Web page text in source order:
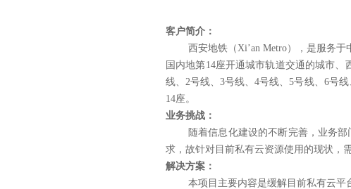
客户简介：
西安地铁 （Xi’an Metro），是服务于
国内地第14座开通城市轨道交通的城市、
线、2号线、3号线、4号线、5号线、6号
14座。
业务挑战：
随着信息化建设的不断完善，业务
求，故针对目前私有云资源使用的现状，
解决方案：
本项目主要内容是缓解目前私有云平